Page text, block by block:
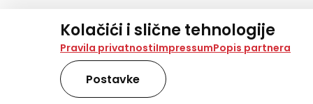
Kolačići i slične tehnologije
Na našoj web stranici koristimo kolačiće i slične
analiziramo promet na stranici te prikazujemo
također koriste ove tehnologije.
Odabirom opcije „Samo nužno“ prihvaćate samo
obradu svih kolačića potrebnih za analitiku i
Pravila privatnostiImpressumPopis partnera
Postavke